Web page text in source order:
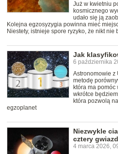
Już w kwietniu
kosmicznego
udało się ją
Kolejna egzosyzygia powinna mieć
Niestety, istnieje spore ryzyko, że nikt nie
Jak
6 października
Astronomowie z
metodę
która ma
wkrótce
która pozwolą
egzoplanet
Niezwykle
cztery
4 marca 2026,